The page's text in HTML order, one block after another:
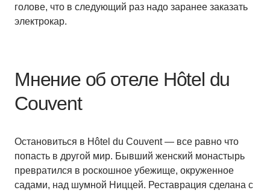
голове, что в следующий раз надо заранее заказать
электрокар.
Мнение об отеле Hôtel du
Couvent
Остановиться в Hôtel du Couvent — все равно что
попасть в другой мир. Бывший женский монастырь
превратился в роскошное убежище, окруженное
садами, над шумной Ниццей. Реставрация сделана с